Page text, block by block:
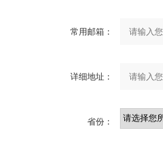
常用邮箱：
详细地址：
省份：